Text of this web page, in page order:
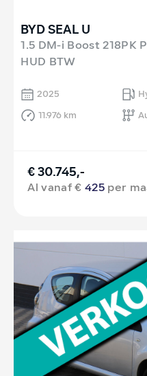
BYD SEAL U
1.5 DM-i Boost 218PK
HUD BTW
2025
11.976 km
€ 30.745,-
Al vanaf €425 per